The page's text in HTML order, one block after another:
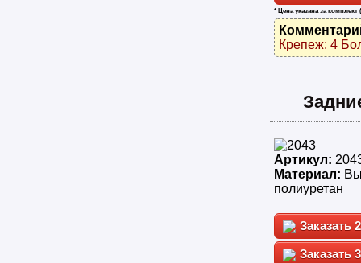
* Цена указана за
Крепеж: 4
Артикул:
Материал:
полиуретан